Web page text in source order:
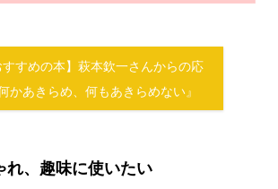
すめの本】萩本欽一さんからの応
かあきらめ、何もあきらめない』
れ、趣味に使いたい